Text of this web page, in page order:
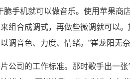
脆手机就可以做音乐。使用苹果商
组合成调式，再做些微调就可以
调音色、力度、情绪。”崔龙阳无奈
公司的工作标准。那时歌手出一